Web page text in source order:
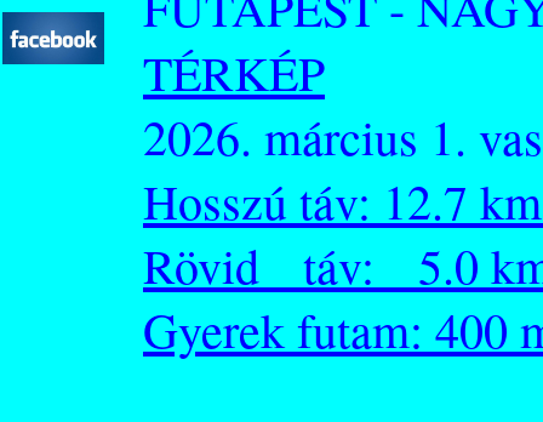
TÉRKÉP
2026. március 1.
Hosszú táv: 12.7
Rövid táv: 5.0
Gyerek futam: 400